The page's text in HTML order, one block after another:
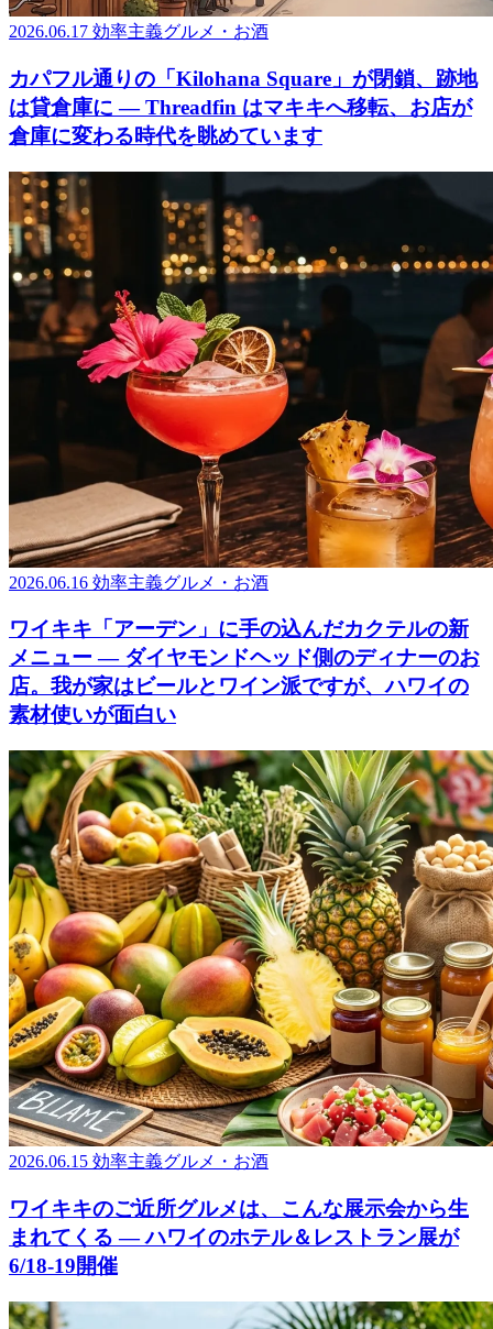
2026.06.17 効率主義グルメ・お酒
カパフル通りの「Kilohana Square」が閉鎖、跡地
は貸倉庫に ― Threadfin はマキキへ移転、お店が
倉庫に変わる時代を眺めています
2026.06.16 効率主義グルメ・お酒
ワイキキ「アーデン」に手の込んだカクテルの新
メニュー ― ダイヤモンドヘッド側のディナーのお
店。我が家はビールとワイン派ですが、ハワイの
素材使いが面白い
2026.06.15 効率主義グルメ・お酒
ワイキキのご近所グルメは、こんな展示会から生
まれてくる ― ハワイのホテル＆レストラン展が
6/18-19開催